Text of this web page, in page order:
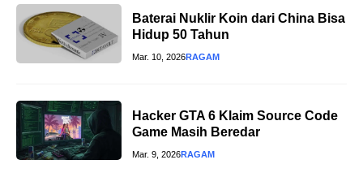
Baterai Nuklir Koin dari China Bisa
Hidup 50 Tahun
Mar. 10, 2026RAGAM
Hacker GTA 6 Klaim Source Code
Game Masih Beredar
Mar. 9, 2026RAGAM